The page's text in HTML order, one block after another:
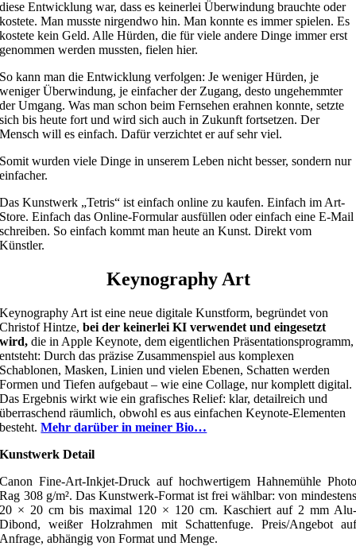
diese Entwicklung war, dass es keinerlei Überwindung brauchte oder
kostete. Man musste nirgendwo hin. Man konnte es immer spielen. Es
kostete kein Geld. Alle Hürden, die für viele andere Dinge immer erst
genommen werden mussten, fielen hier.
So kann man die Entwicklung verfolgen: Je weniger Hürden, je
weniger Überwindung, je einfacher der Zugang, desto ungehemmter
der Umgang. Was man schon beim Fernsehen erahnen konnte, setzte
sich bis heute fort und wird sich auch in Zukunft fortsetzen. Der
Mensch will es einfach. Dafür verzichtet er auf sehr viel.
Somit wurden viele Dinge in unserem Leben nicht besser, sondern nur
einfacher.
Das Kunstwerk „Tetris“ ist einfach online zu kaufen. Einfach im Art-
Store. Einfach das Online-Formular ausfüllen oder einfach eine E-Mail
schreiben. So einfach kommt man heute an Kunst. Direkt vom
Künstler.
Keynography Art
Keynography Art ist eine neue digitale Kunstform, begründet von
Christof Hintze,bei der keinerlei KI verwendet und eingesetzt
wird, die in Apple Keynote, dem eigentlichen Präsentationsprogramm,
entsteht: Durch das präzise Zusammenspiel aus komplexen
Schablonen, Masken, Linien und vielen Ebenen, Schatten werden
Formen und Tiefen aufgebaut – wie eine Collage, nur komplett digital.
Das Ergebnis wirkt wie ein grafisches Relief: klar, detailreich und
überraschend räumlich, obwohl es aus einfachen Keynote-Elementen
besteht.Mehr darüber in meiner Bio…
Kunstwerk Detail
Canon Fine-Art-Inkjet-Druck auf hochwertigem Hahnemühle Photo
Rag 308 g/m². Das Kunstwerk-Format ist frei wählbar: von mindestens
20 × 20 cm bis maximal 120 × 120 cm. Kaschiert auf 2 mm Alu-
Dibond, weißer Holzrahmen mit Schattenfuge. Preis/Angebot auf
Anfrage, abhängig von Format und Menge.